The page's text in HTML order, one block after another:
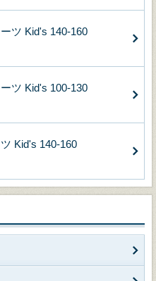
ツ Kid's 140-160
ツ Kid's 100-130
Kid's 140-160